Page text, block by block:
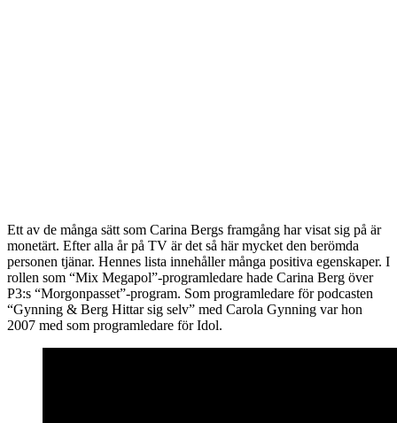
Ett av de många sätt som Carina Bergs framgång har visat sig på är
monetärt. Efter alla år på TV är det så här mycket den berömda
personen tjänar. Hennes lista innehåller många positiva egenskaper. I
rollen som “Mix Megapol”-programledare hade Carina Berg över
P3:s “Morgonpasset”-program. Som programledare för podcasten
“Gynning & Berg Hittar sig selv” med Carola Gynning var hon
2007 med som programledare för Idol.